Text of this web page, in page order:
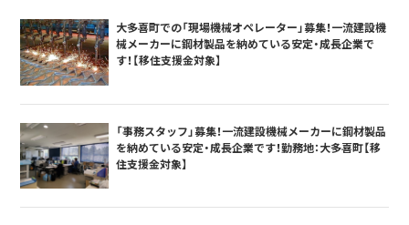
大多喜町での「現場機械オペレーター」募集！一流建設機
械メーカーに鋼材製品を納めている安定・成長企業で
す！【移住支援金対象】
「事務スタッフ」募集！一流建設機械メーカーに鋼材製品
を納めている安定・成長企業です！勤務地：大多喜町【移
住支援金対象】